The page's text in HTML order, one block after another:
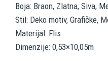
Boja: Braon, Zlatna, Siva,
Stil: Deko motiv, Grafičke,
Materijal: Flis
Dimenzije: 0,53×10,05m